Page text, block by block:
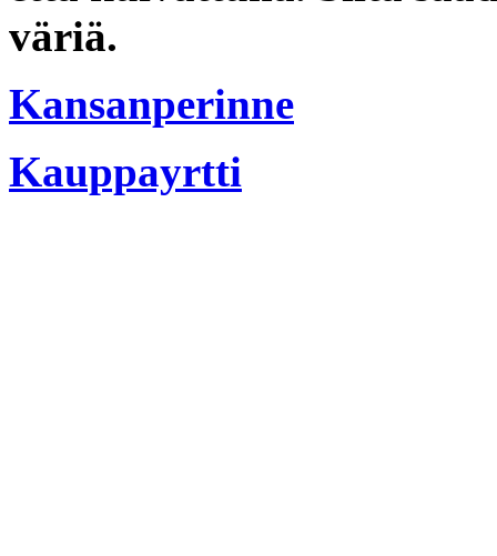
väriä.
Kansanperinne
Kauppayrtti